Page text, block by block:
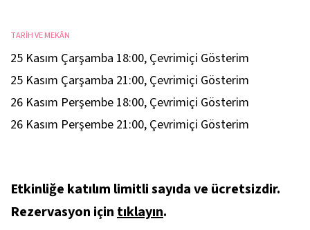
TARİH VE MEKÂN
25 Kasım Çarşamba 18:00, Çevrimiçi Gösterim
25 Kasım Çarşamba 21:00, Çevrimiçi Gösterim
26 Kasım Perşembe 18:00, Çevrimiçi Gösterim
26 Kasım Perşembe 21:00, Çevrimiçi Gösterim
Etkinliğe katılım limitli sayıda ve ücretsizdir.
Rezervasyon içintıklayın.